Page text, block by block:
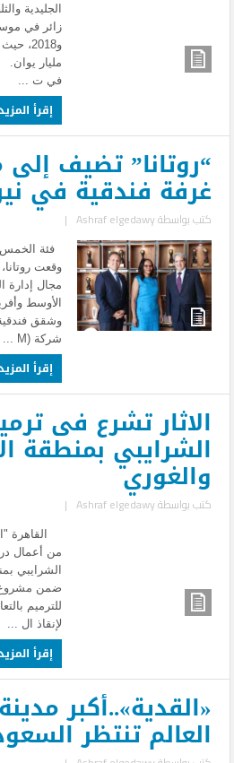
مليار
في ت ...
إقرأ
غرفة فندقية في
كتب بواسطةAshraf elgedawy
|
فئة الخمس
وقعت
مجال إدارة
الأوسط
وشقق
شركة (M ...
إقرأ
الاثار تشرع فى
الشرايبي بمنطقة
والغوري
كتب بواسطةAshraf elgedawy
|
القاهرة
من أعمال
الشرايبي
ضمن مشروع
للترميم
لإنقاذ ال ...
إقرأ
«القدية»..أكبر
العالم تنتظر